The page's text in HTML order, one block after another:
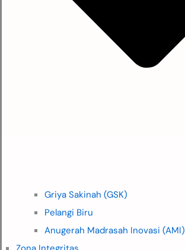
Griya Sakinah (GSK)
Pelangi Biru
Anugerah Madrasah Inovasi (AMI)